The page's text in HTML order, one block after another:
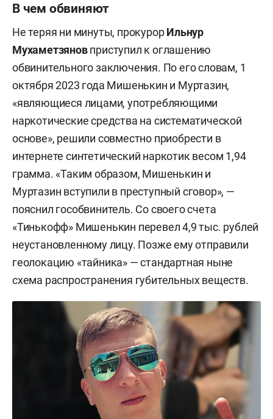
В чем обвиняют
Не теряя ни минуты, прокурорИльнур
Мухаметзяновприступил к оглашению
обвинительного заключения. По его словам, 1
октября 2023 года Мишенькин и Муртазин,
«являющиеся лицами, употребляющими
наркотические средства на систематической
основе», решили совместно приобрести в
интернете синтетический наркотик весом 1,94
грамма. «Таким образом, Мишенькин и
Муртазин вступили в преступный сговор», —
пояснил гособвинитель. Со своего счета
«Тинькофф» Мишенькин перевел 4,9 тыс. рублей
неустановленному лицу. Позже ему отправили
геолокацию «тайника» — стандартная ныне
схема распространения губительных веществ.